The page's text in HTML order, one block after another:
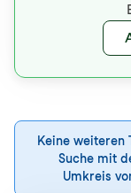
Keine weiteren
Suche mit
Umkreis